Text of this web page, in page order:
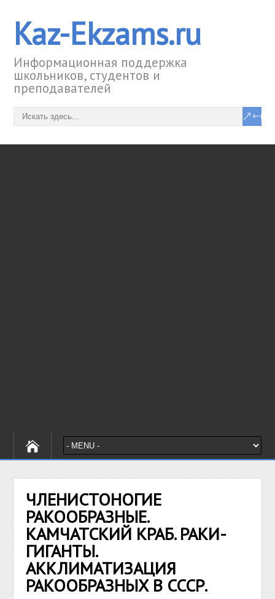
Kaz-Ekzams.ru
Информационная поддержка
школьников, студентов и
преподавателей
ЧЛЕНИСТОНОГИЕ
РАКООБРАЗНЫЕ.
КАМЧАТСКИЙ КРАБ. РАКИ-
ГИГАНТЫ.
АККЛИМАТИЗАЦИЯ
РАКООБРАЗНЫХ В СССР.